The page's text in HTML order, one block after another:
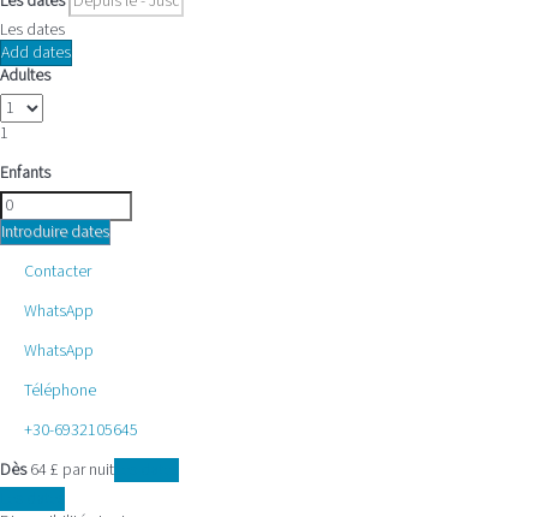
Les dates
Add dates
Adultes
1
Enfants
Introduire dates
Contacter
WhatsApp
WhatsApp
Téléphone
+30-6932105645
Dès64 £ par nuit